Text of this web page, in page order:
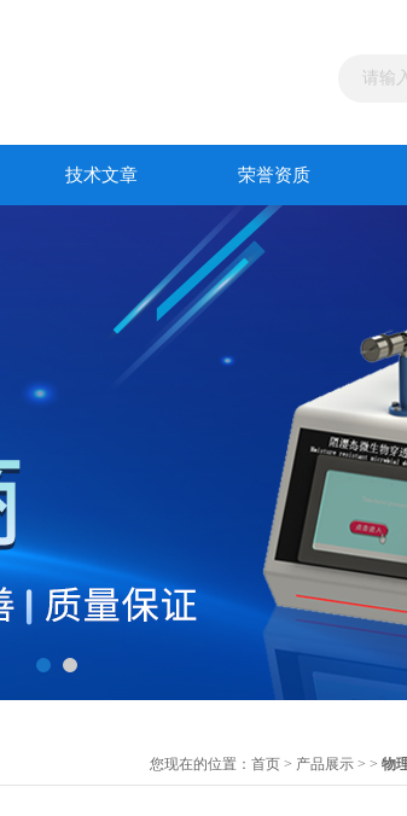
技术文章 荣誉资质
您现在的位置： 首页 > 产品展示 > > 物